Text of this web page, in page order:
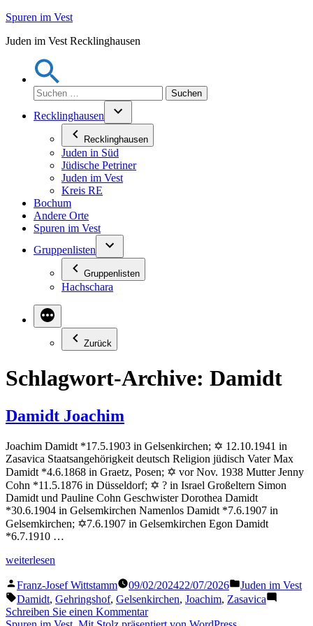
Zum
springen
Spuren im Vest
Juden im Vest Recklinghausen
Suchen
nach:
Recklinghausen
Recklinghausen
Juden in Süd
Jüdische Petriner
Juden im Vest
Kreis RE
Bochum
Andere Orte
Spuren im Vest
Gruppenlisten
Gruppenlisten
Hachschara
Zurück
Schlagwort-Archive: Damidt
Damidt Joachim
Joachim Damidt *17.5.1903 in Gelsenkirchen; ✡ 12.10.1941 in
Zasavica Staatsangehörigkeit deutsch Religion jüdisch Vater Max
Damidt *4.6.1868 in Graetz, Posen; ✡ vor Nov. 1938 Mutter Jenny
Cohn *11.5.1876 in Düsseldorf; ✡ ? in Israel Großeltern Simon
Damidt und Pauline Cohn Geschwister Dorothea Damidt
*30.6.1904 in Gelsemkirchen Namenlos Damidt *7.6.1907 in
Gelsemkirchen; ✡7.6.1907 in Gelsemkirchen Egon Damidt
*6.7.1910 …
„Damidt
weiterlesen
Veröffentlicht
von
Franz-Josef Wittstamm 09/02/202422/07/2026
Veröffentlicht
in
Juden im Vest
Schlagwörter:
Damidt, Gehringshof, Gelsenkirchen, Joachim, Zasavica
Schreiben Sie einen Kommentarzu
Damidt